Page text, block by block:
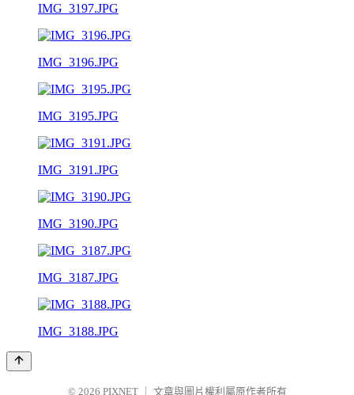
IMG_3197.JPG
IMG_3196.JPG
IMG_3195.JPG
IMG_3191.JPG
IMG_3190.JPG
IMG_3187.JPG
IMG_3188.JPG
© 2026 PIXNET 文章與圖片權利屬原作者所有